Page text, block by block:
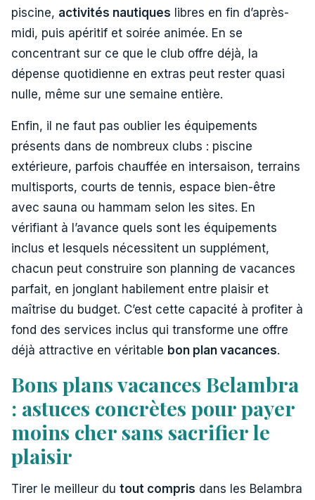
piscine, activités nautiques libres en fin d’après-
midi, puis apéritif et soirée animée. En se
concentrant sur ce que le club offre déjà, la
dépense quotidienne en extras peut rester quasi
nulle, même sur une semaine entière.
Enfin, il ne faut pas oublier les équipements
présents dans de nombreux clubs : piscine
extérieure, parfois chauffée en intersaison, terrains
multisports, courts de tennis, espace bien-être
avec sauna ou hammam selon les sites. En
vérifiant à l’avance quels sont les équipements
inclus et lesquels nécessitent un supplément,
chacun peut construire son planning de vacances
parfait, en jonglant habilement entre plaisir et
maîtrise du budget. C’est cette capacité à profiter à
fond des services inclus qui transforme une offre
déjà attractive en véritable bon plan vacances.
Bons plans vacances Belambra
: astuces concrètes pour payer
moins cher sans sacrifier le
plaisir
Tirer le meilleur du tout compris dans les Belambra